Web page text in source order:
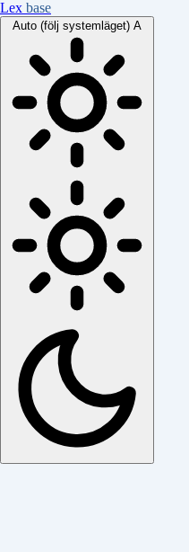
Lex base
Auto (följ systemläget) A